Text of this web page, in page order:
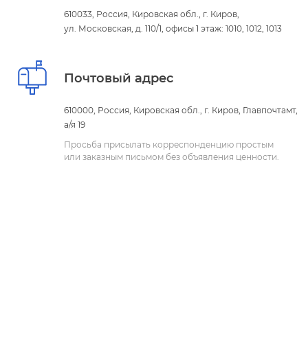
610033, Россия, Кировская обл., г. Киров,
ул. Московская, д. 110/1, офисы 1 этаж: 1010, 1012, 1013
Почтовый адрес
610000, Россия, Кировская обл., г. Киров, Главпочтамт,
а/я 19
Просьба присылать корреспонденцию простым
или заказным письмом без объявления ценности.